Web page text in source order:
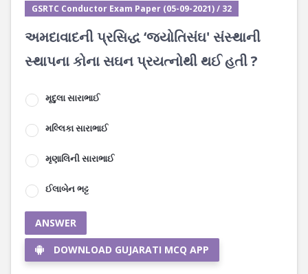
GSRTC Conductor Exam Paper (05-09-2021) / 32
અમદાવાદની પ્રસિદ્ધ ‘જ્યોતિસંઘ' સંસ્થાની
સ્થાપના કોના સઘન પ્રયત્નોથી થઈ હતી ?
મૃદુલા સારાભાઈ
મલ્લિકા સારાભાઈ
મૃણાલિની સારાભાઈ
ઈલાબેન ભટ્ટ
ANSWER
DOWNLOAD GUJARATI MCQ APP